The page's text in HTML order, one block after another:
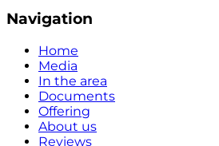
Navigation
Home
Media
In the area
Documents
Offering
About us
Reviews